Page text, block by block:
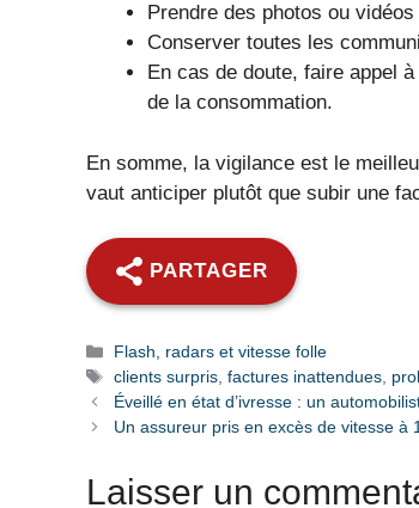
Prendre des photos ou
Conserver toutes les
En cas de doute, faire appel
de la consommation.
En somme, la vigilance est le
vaut anticiper plutôt que subir une
PARTAGER
Catégories
Flash, radars et vitesse folle
Étiquettes
clients surpris,factures inattendues,
Éveillé en état d’ivresse : un
Un assureur pris en excès de vitesse à
Laisser un